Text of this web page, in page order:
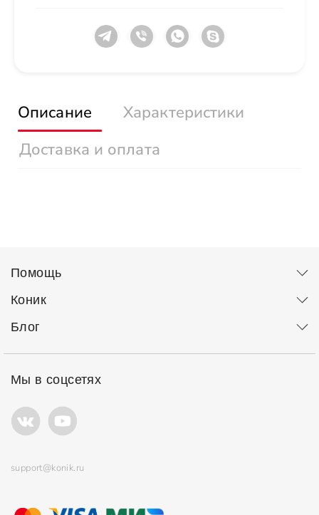
Описание
Характеристики
Доставка и оплата
Помощь
Коник
Блог
Мы в соцсетях
support@konik.ru